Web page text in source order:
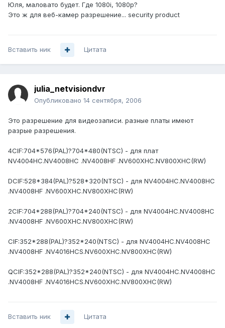
Юля, маловато будет. Где 1080i, 1080p?
Это ж для веб-камер разрешение... security product
Вставить ник Цитата
julia_netvisiondvr
Опубликовано 14 сентября, 2006
Это разрешение для видеозаписи. разные платы имеют
разрые разрешения.
4CIF:704*576(PAL)?704*480(NTSC) - для плат
NV4004HC.NV4008HC .NV4008HF .NV600XHC.NV800XHC(RW)
DCIF:528*384(PAL)?528*320(NTSC) - для NV4004HC.NV4008HC
.NV4008HF .NV600XHC.NV800XHC(RW)
2CIF:704*288(PAL)?704*240(NTSC) - для NV4004HC.NV4008HC
.NV4008HF .NV600XHC.NV800XHC(RW)
CIF:352*288(PAL)?352*240(NTSC) - для NV4004HC.NV4008HC
.NV4008HF .NV4016HCS.NV600XHC.NV800XHC(RW)
QCIF:352*288(PAL)?352*240(NTSC) - для NV4004HC.NV4008HC
.NV4008HF .NV4016HCS.NV600XHC.NV800XHC(RW)
Вставить ник Цитата